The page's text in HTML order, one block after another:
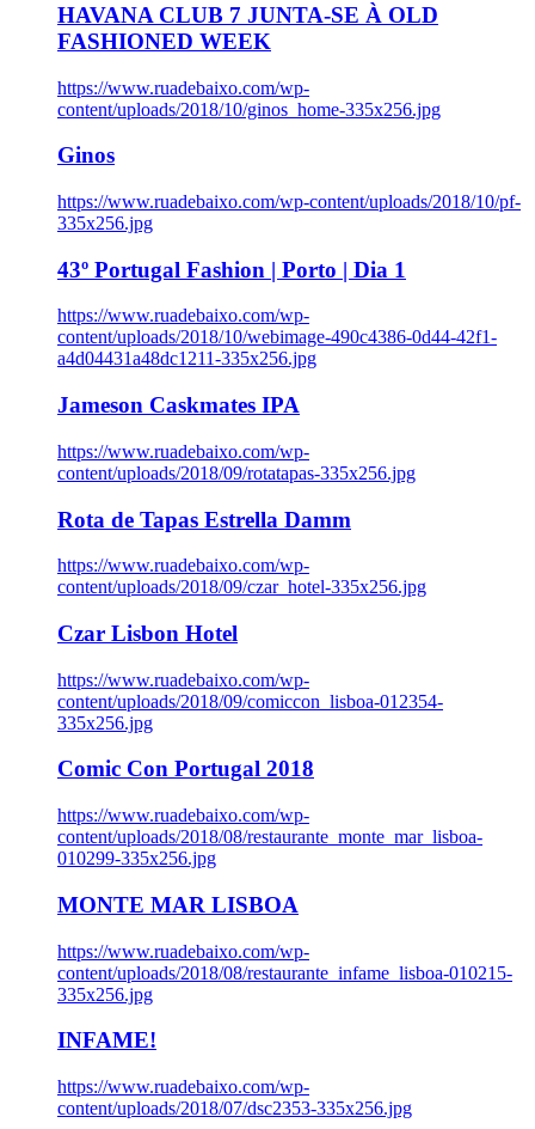
HAVANA CLUB 7 JUNTA-SE À OLD
FASHIONED WEEK
https://www.ruadebaixo.com/wp-
content/uploads/2018/10/ginos_home-335x256.jpg
Ginos
https://www.ruadebaixo.com/wp-content/uploads/2018/10/pf-
335x256.jpg
43º Portugal Fashion | Porto | Dia 1
https://www.ruadebaixo.com/wp-
content/uploads/2018/10/webimage-490c4386-0d44-42f1-
a4d04431a48dc1211-335x256.jpg
Jameson Caskmates IPA
https://www.ruadebaixo.com/wp-
content/uploads/2018/09/rotatapas-335x256.jpg
Rota de Tapas Estrella Damm
https://www.ruadebaixo.com/wp-
content/uploads/2018/09/czar_hotel-335x256.jpg
Czar Lisbon Hotel
https://www.ruadebaixo.com/wp-
content/uploads/2018/09/comiccon_lisboa-012354-
335x256.jpg
Comic Con Portugal 2018
https://www.ruadebaixo.com/wp-
content/uploads/2018/08/restaurante_monte_mar_lisboa-
010299-335x256.jpg
MONTE MAR LISBOA
https://www.ruadebaixo.com/wp-
content/uploads/2018/08/restaurante_infame_lisboa-010215-
335x256.jpg
INFAME!
https://www.ruadebaixo.com/wp-
content/uploads/2018/07/dsc2353-335x256.jpg